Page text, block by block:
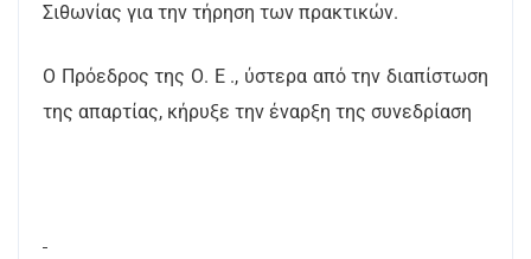
Σιθωνίας για την τήρηση των πρακτικών.
Ο Πρόεδρος της Ο. Ε ., ύστερα από την διαπίστωση
της απαρτίας, κήρυξε την έναρξη της συνεδρίαση